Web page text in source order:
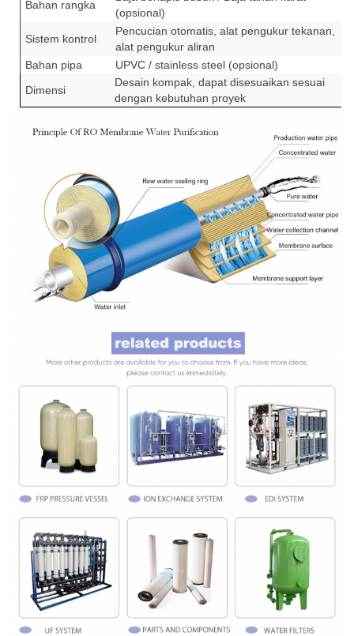
Bahan rangka
(opsional)
Sistem kontrol
Pencucian otomatis, alat pengukur tekanan,
alat pengukur aliran
Bahan pipa
UPVC / stainless steel (opsional)
Dimensi
Desain kompak, dapat disesuaikan sesuai
dengan kebutuhan proyek